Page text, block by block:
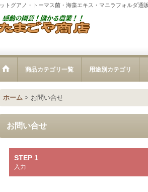
トグアノ・トーマス菌・海藻エキス・マニラフォルダ通
商品カテゴリ一覧 用途別カテゴリ
ホーム > お問い合せ
お問い合せ
STEP 1
入力